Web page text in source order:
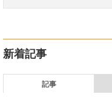
新着記事
記事